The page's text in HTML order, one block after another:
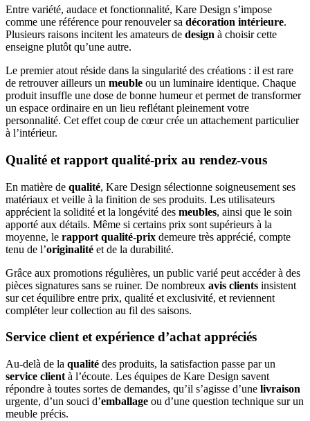
Entre variété, audace et fonctionnalité, Kare Design s’impose
comme une référence pour renouveler sa décoration intérieure.
Plusieurs raisons incitent les amateurs de design à choisir cette
enseigne plutôt qu’une autre.
Le premier atout réside dans la singularité des créations : il est rare
de retrouver ailleurs un meuble ou un luminaire identique. Chaque
produit insuffle une dose de bonne humeur et permet de transformer
un espace ordinaire en un lieu reflétant pleinement votre
personnalité. Cet effet coup de cœur crée un attachement particulier
à l’intérieur.
Qualité et rapport qualité-prix au rendez-vous
En matière de qualité, Kare Design sélectionne soigneusement ses
matériaux et veille à la finition de ses produits. Les utilisateurs
apprécient la solidité et la longévité des meubles, ainsi que le soin
apporté aux détails. Même si certains prix sont supérieurs à la
moyenne, le rapport qualité-prix demeure très apprécié, compte
tenu de l’originalité et de la durabilité.
Grâce aux promotions régulières, un public varié peut accéder à des
pièces signatures sans se ruiner. De nombreux avis clients insistent
sur cet équilibre entre prix, qualité et exclusivité, et reviennent
compléter leur collection au fil des saisons.
Service client et expérience d’achat appréciés
Au-delà de la qualité des produits, la satisfaction passe par un
service client à l’écoute. Les équipes de Kare Design savent
répondre à toutes sortes de demandes, qu’il s’agisse d’une livraison
urgente, d’un souci d’emballage ou d’une question technique sur un
meuble précis.